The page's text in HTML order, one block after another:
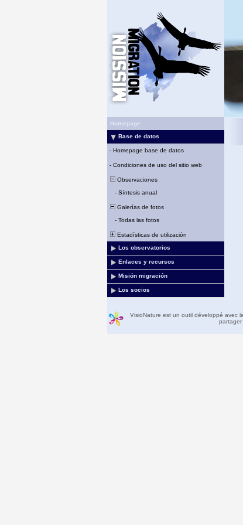
Homepage
Base de datos
- Homepage base de datos
- Condiciones de uso del sitio web
Observaciones
- Síntesis anual
Galerías de fotos
- Todas las fotos
Estadísticas de utilización
Los observatorios
Enlaces y recursos
Misión migración
Los socios
VisioNature est un outil développé avec